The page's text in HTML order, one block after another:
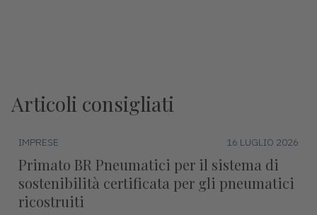
Articoli consigliati
IMPRESE 16 LUGLIO 2026
Primato BR Pneumatici per il sistema di
sostenibilità certificata per gli pneumatici
ricostruiti